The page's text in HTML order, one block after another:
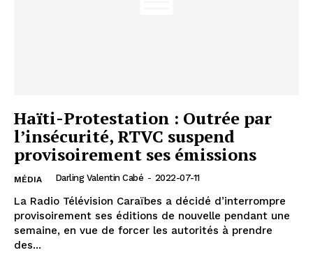
Haïti-Protestation : Outrée par
l’insécurité, RTVC suspend
provisoirement ses émissions
MÉDIA Darling Valentin Cabé - 2022-07-11
La Radio Télévision Caraïbes a décidé d’interrompre
provisoirement ses éditions de nouvelle pendant une
semaine, en vue de forcer les autorités à prendre
des...